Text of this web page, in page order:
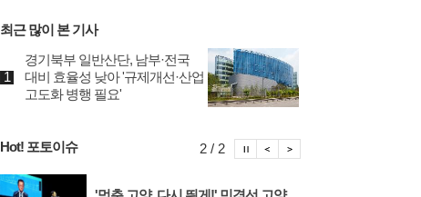
최근 많이 본 기사
경기북부 일반산단, 남부·전국
대비 효율성 낮아 '규제개선·산업
고도화 병행 필요'
Hot! 포토이슈 2 / 2 포토이슈 이전보기
포토이슈 정지